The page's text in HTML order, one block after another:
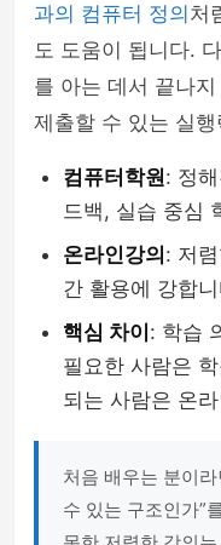
과의 컴퓨터 정의 처
도 도움이 됩니다.
를 아는 데서 끝나
제출할 수 있는 실
컴퓨터학원: 정
드백, 실습 중심
온라인강의 : 저
간 활용에 강합
핵심 차이 : 학습
필요한 사람은
되는 사람은 온
처음 배우는 분이
수 있는 구조인가”